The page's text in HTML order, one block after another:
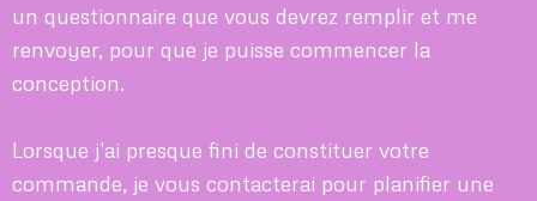
un questionnaire que vous devrez remplir et me
renvoyer, pour que je puisse commencer la
conception.
Lorsque j'ai presque fini de constituer votre
commande, je vous contacterai pour planifier une